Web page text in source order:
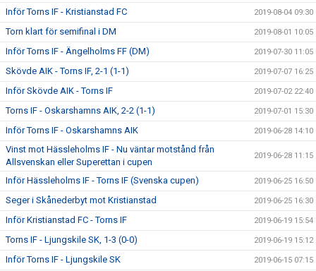
Inför Torns IF - Kristianstad FC 2019-08-04 09:30
Torn klart för semifinal i DM 2019-08-01 10:05
Inför Torns IF - Ängelholms FF (DM) 2019-07-30 11:05
Skövde AIK - Torns IF, 2-1 (1-1) 2019-07-07 16:25
Inför Skövde AIK - Torns IF 2019-07-02 22:40
Torns IF - Oskarshamns AIK, 2-2 (1-1) 2019-07-01 15:30
Inför Torns IF - Oskarshamns AIK 2019-06-28 14:10
Vinst mot Hässleholms IF - Nu väntar motstånd från
Allsvenskan eller Superettan i cupen
2019-06-28 11:15
Inför Hässleholms IF - Torns IF (Svenska cupen) 2019-06-25 16:50
Seger i Skånederbyt mot Kristianstad 2019-06-25 16:30
Inför Kristianstad FC - Torns IF 2019-06-19 15:54
Torns IF - Ljungskile SK, 1-3 (0-0) 2019-06-19 15:12
Inför Torns IF - Ljungskile SK 2019-06-15 07:15